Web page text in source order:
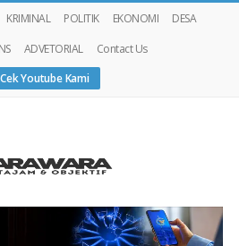
KRIMINAL POLITIK EKONOMI
DESA
ADVETORIAL
Contact Us
Cek Youtube Kami